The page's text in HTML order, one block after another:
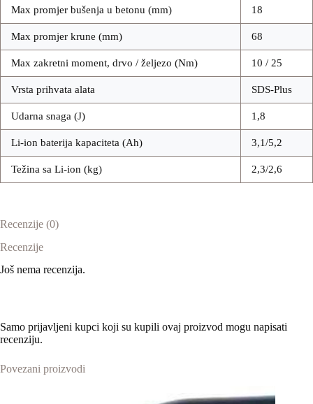
Max promjer bušenja u betonu (mm) 18
Max promjer krune (mm) 68
Max zakretni moment, drvo / željezo (Nm) 10 / 25
Vrsta prihvata alata SDS-Plus
Udarna snaga (J) 1,8
Li-ion baterija kapaciteta (Ah) 3,1/5,2
Težina sa Li-ion (kg) 2,3/2,6
Recenzije (0)
Recenzije
Još nema recenzija.
Samo prijavljeni kupci koji su kupili ovaj proizvod mogu napisati
recenziju.
Povezani proizvodi